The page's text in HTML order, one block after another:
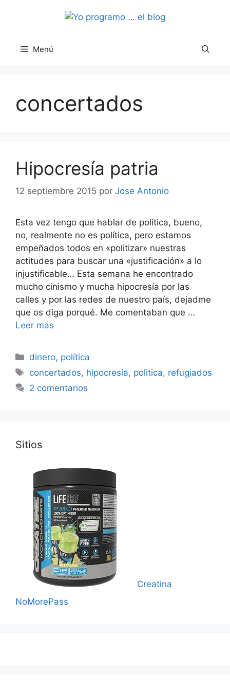
Menú
concertados
Hipocresía patria
12 septiembre 2015 por Jose Antonio
Esta vez tengo que hablar de política, bueno,
no, realmente no es política, pero estamos
empeñados todos en «politizar» nuestras
actitudes para buscar una «justificación» a lo
injustificable… Esta semana he encontrado
mucho cinismo y mucha hipocresía por las
calles y por las redes de nuestro país, dejadme
que os diga porqué. Me comentaban que …
Leer más
Categorías
dinero, política
Etiquetas
concertados, hipocresía, politica, refugiados
2 comentarios
Sitios
Creatina
NoMorePass